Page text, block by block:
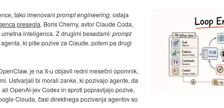
tako imenovani prompt engineering, ostaja
presegla. Boris Cherny, avtor Claude Coda,
inteligenca. Z drugimi besedami:prompt
ki piše pozive za Claude, potem pa drugi
je na X-u objavil redni mesečni opomnik,
Ustvarjali bi morali zanke, ki pozivajo agente, da
OpenAI-jev Codex in sproti popravljajo pozive,
Clouda, časi direktnega pozivanja agentov so